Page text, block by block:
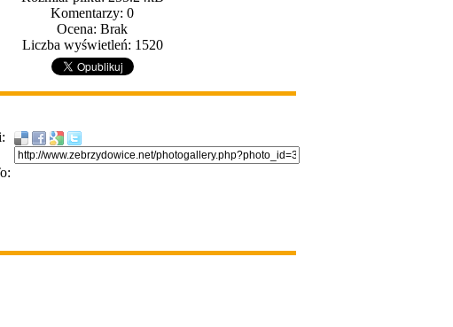
Komentarzy: 0
Ocena: Brak
Liczba wyświetleń: 1520